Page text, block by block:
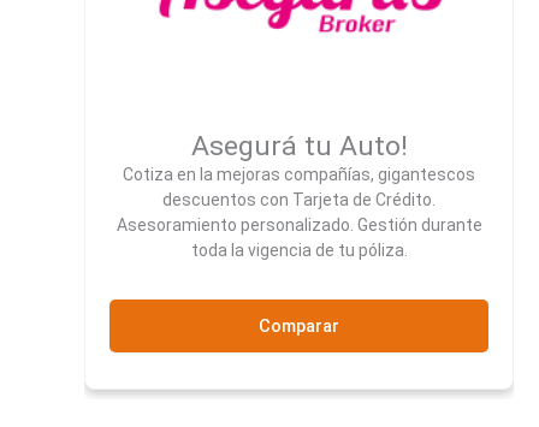
Asegurá tu Auto!
Cotiza en la mejoras compañías, gigantescos
descuentos con Tarjeta de Crédito.
Asesoramiento personalizado. Gestión durante
toda la vigencia de tu póliza.
Comparar